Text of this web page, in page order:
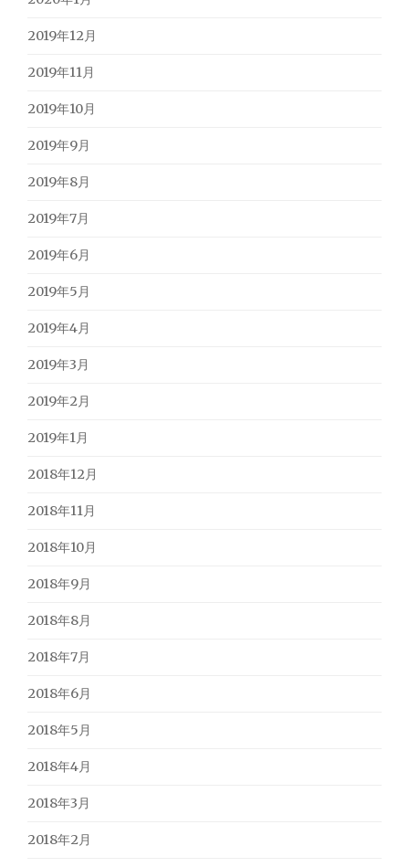
2019年12月
2019年11月
2019年10月
2019年9月
2019年8月
2019年7月
2019年6月
2019年5月
2019年4月
2019年3月
2019年2月
2019年1月
2018年12月
2018年11月
2018年10月
2018年9月
2018年8月
2018年7月
2018年6月
2018年5月
2018年4月
2018年3月
2018年2月